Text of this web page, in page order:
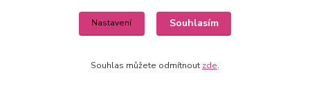
Nastavení Souhlasím
Souhlas můžete odmítnout zde.